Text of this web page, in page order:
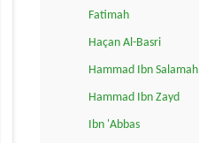
Fatimah
Haçan Al-Basri
Hammad Ibn Salamah
Hammad Ibn Zayd
Ibn 'Abbas